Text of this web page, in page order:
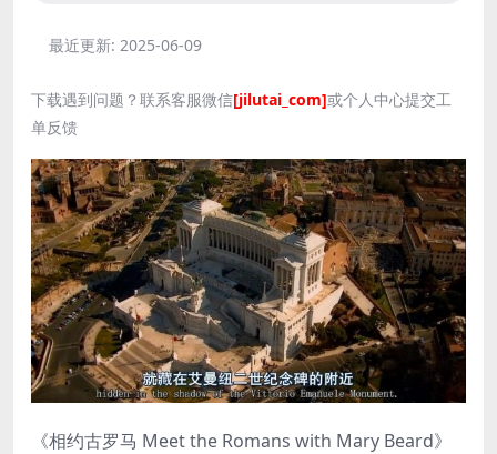
最近更新: 2025-06-09
下载遇到问题？联系客服微信[jilutai_com]或个人中心提交工
单反馈
《相约古罗马 Meet the Romans with Mary Beard》